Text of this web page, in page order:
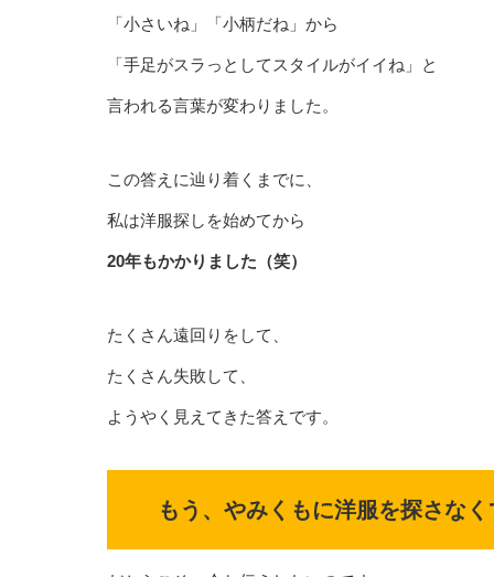
「小さいね」「小柄だね」から
「手足がスラっとしてスタイルがイイね」と
言われる言葉が変わりました。
この答えに辿り着くまでに、
私は洋服探しを始めてから
20年もかかりました（笑）
たくさん遠回りをして、
たくさん失敗して、
ようやく見えてきた答えです。
もう、やみくもに洋服を探さな